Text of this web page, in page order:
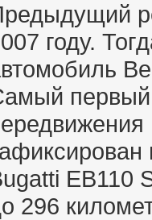
году.
первый
EB110
296